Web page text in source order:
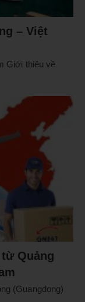
– Việt
Giới thiệu về
Quảng
(Guangdong)